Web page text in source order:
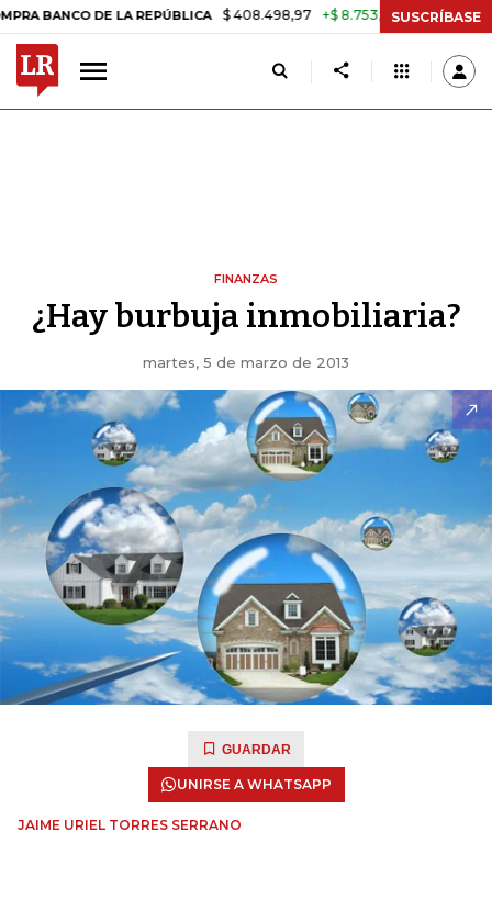
DE LA REPÚBLICA $ 408.498,97 +$ 8.753,81 +2,19% TASA DE
SUSCRÍBASE
FINANZAS
¿Hay burbuja inmobiliaria?
martes, 5 de marzo de 2013
GUARDAR
UNIRSE A WHATSAPP
JAIME URIEL TORRES SERRANO